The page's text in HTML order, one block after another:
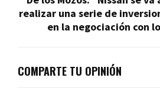
realizar una serie de
en la negociación con
COMPARTE TU OPINIÓN